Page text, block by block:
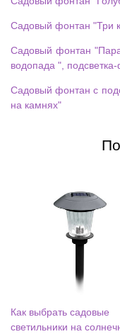
Садовый фонтан "Три
Садовый фонтан
водопада ",
Садовый фонтан с
на камнях"
Как выбрать садовые
светильники на